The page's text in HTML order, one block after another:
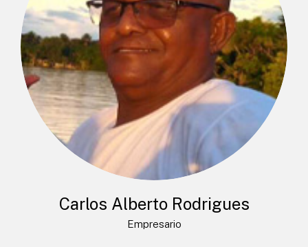
Carlos Alberto Rodrigues
Empresario